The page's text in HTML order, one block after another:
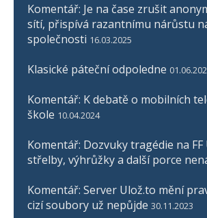
Komentář: Je na čase zrušit
sítí, přispívá razantnímu nárůstu
společnosti 16.03.2025
Klasické páteční odpoledne
Komentář: K debatě o mobilních
škole 10.04.2024
Komentář: Dozvuky tragédie na FF
střelby, výhrůžky a další porce
Komentář: Server Ulož.to mění
cizí soubory už nepůjde 30.11.2023